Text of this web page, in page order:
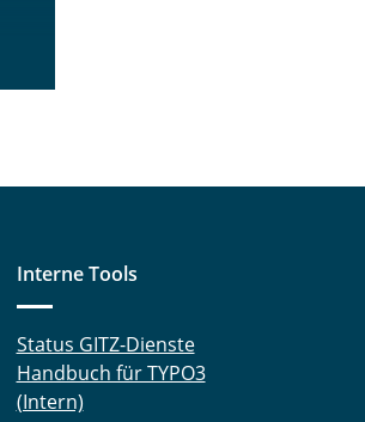
Interne Tools
Status GITZ-Dienste
Handbuch für TYPO3
(Intern)